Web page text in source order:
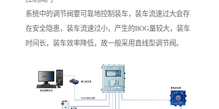
系统中的调节阀要可靠地控制装车，装车流速过大会存
在安全隐患，装车流速过小，产生的BOG量较大，装车
时间长，装车效率降低，故一般采用直线型调节阀。